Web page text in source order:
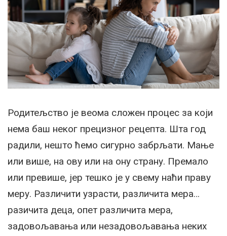
Родитељство је веома сложен процес за који
нема баш неког прецизног рецепта. Шта год
радили, нешто ћемо сигурно забрљати. Мање
или више, на ову или на ону страну. Премало
или превише, јер тешко је у свему наћи праву
меру. Различити узрасти, различита мера…
разичита деца, опет различита мера,
задовољавања или незадовољавања неких